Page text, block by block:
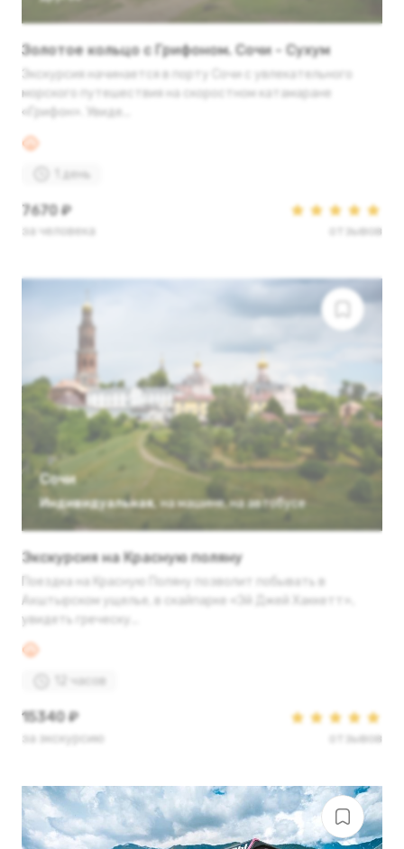
Золотое кольцо с Грифоном. Сочи - Сухум
Экскурсия начинается в порту Сочи с увлекательного
морского путешествия на скоростном катамаране
«Грифон». Увиде...
1 день
7670 ₽
за человека отзывов
Сочи
Индивидуальная, на машине, на автобусе
Экскурсия на Красную поляну
Поездка на Красную Поляну позволит побывать в
Ахштырском ущелье, в скайпарке «Эй Джей Хаккетт»,
увидеть греческу...
12 часов
15340 ₽
за экскурсию отзывов